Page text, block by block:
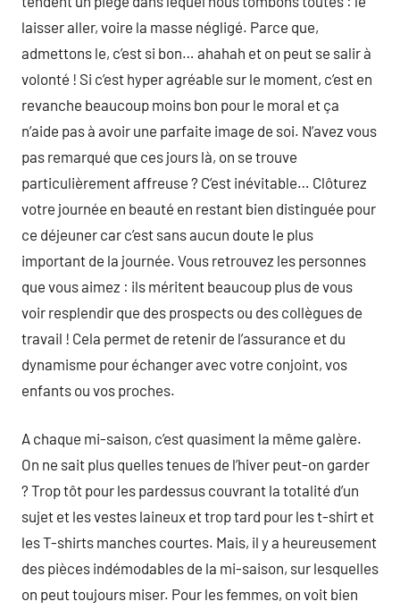
laisser aller, voire la masse négligé. Parce que,
admettons le, c’est si bon… ahahah et on peut se salir à
volonté ! Si c’est hyper agréable sur le moment, c’est en
revanche beaucoup moins bon pour le moral et ça
n’aide pas à avoir une parfaite image de soi. N’avez vous
pas remarqué que ces jours là, on se trouve
particulièrement affreuse ? C’est inévitable… Clôturez
votre journée en beauté en restant bien distinguée pour
ce déjeuner car c’est sans aucun doute le plus
important de la journée. Vous retrouvez les personnes
que vous aimez : ils méritent beaucoup plus de vous
voir resplendir que des prospects ou des collègues de
travail ! Cela permet de retenir de l’assurance et du
dynamisme pour échanger avec votre conjoint, vos
enfants ou vos proches.
A chaque mi-saison, c’est quasiment la même galère.
On ne sait plus quelles tenues de l’hiver peut-on garder
? Trop tôt pour les pardessus couvrant la totalité d’un
sujet et les vestes laineux et trop tard pour les t-shirt et
les T-shirts manches courtes. Mais, il y a heureusement
des pièces indémodables de la mi-saison, sur lesquelles
on peut toujours miser. Pour les femmes, on voit bien